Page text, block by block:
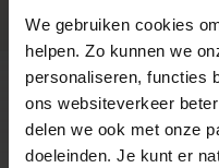
We gebruiken cookies
helpen. Zo kunnen we
personaliseren, functies
ons websiteverkeer
delen we ook met onze
doeleinden. Je kunt er
Klantenservice